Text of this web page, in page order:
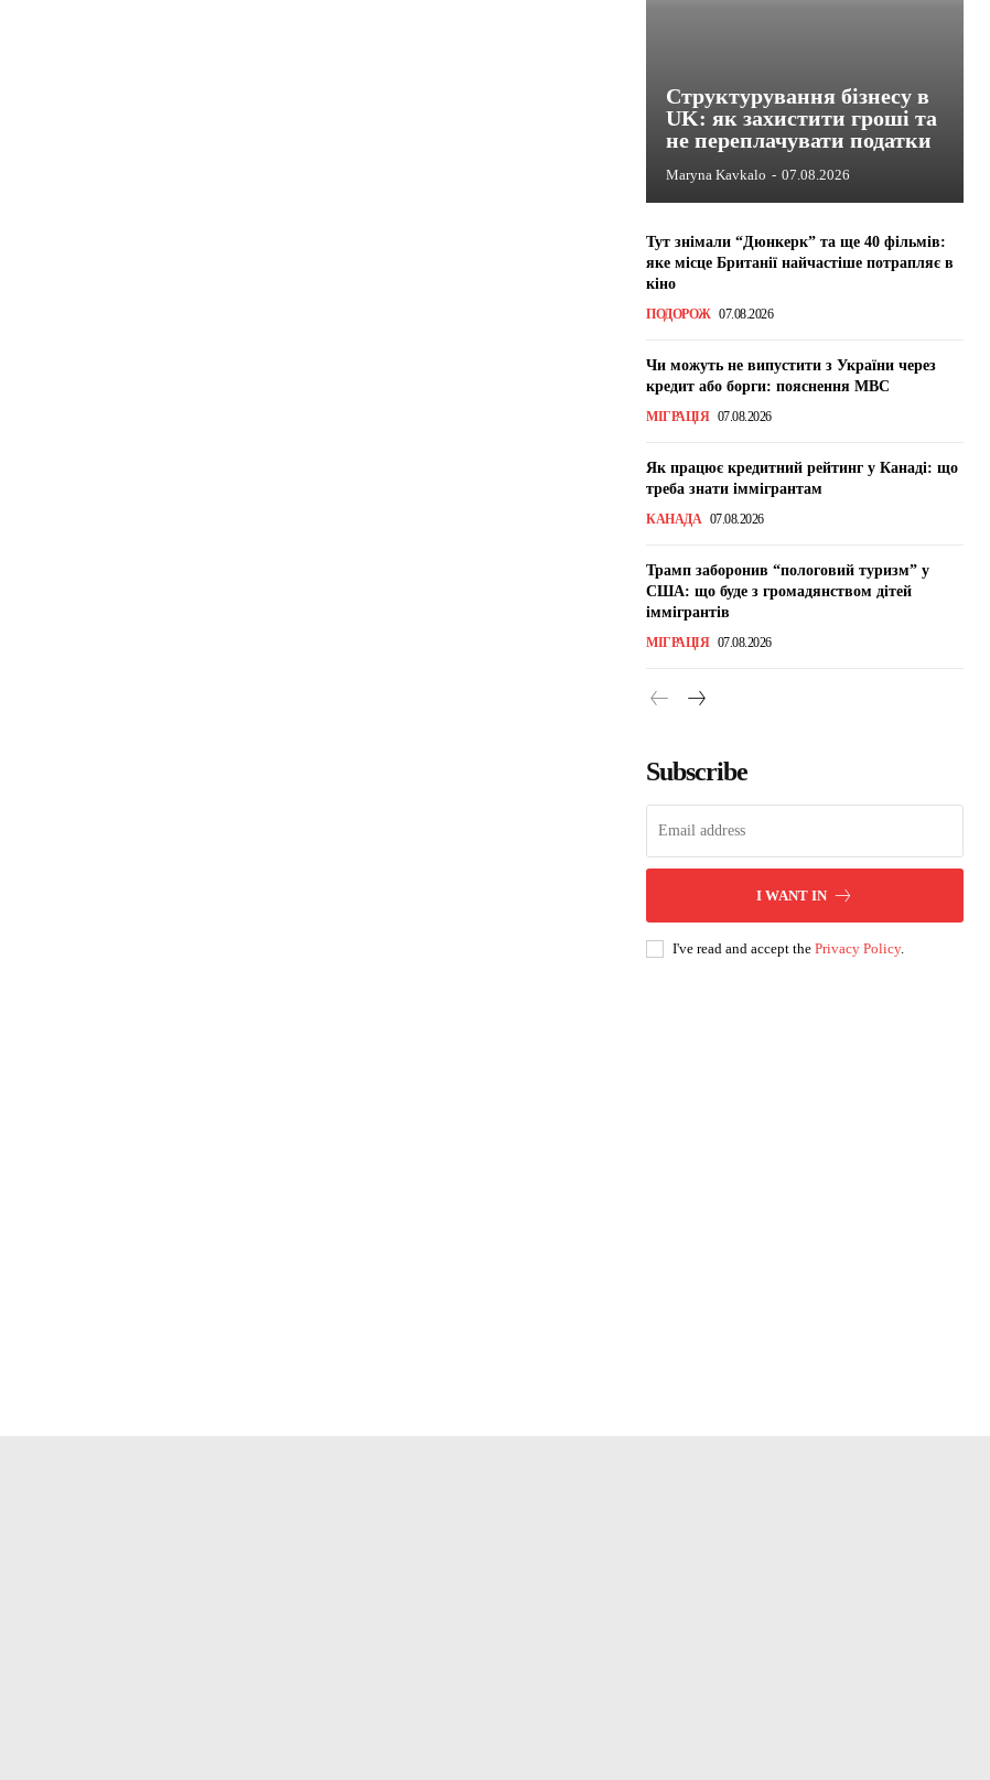
Структурування бізнесу в
UK: як захистити гроші та
не переплачувати податки
Maryna Kavkalo - 07.08.2026
Тут знімали “Дюнкерк” та ще 40 фільмів:
яке місце Британії найчастіше потрапляє в
кіно
ПОДОРОЖ 07.08.2026
Чи можуть не випустити з України через
кредит або борги: пояснення МВС
МІГРАЦІЯ 07.08.2026
Як працює кредитний рейтинг у Канаді: що
треба знати іммігрантам
КАНАДА 07.08.2026
Трамп заборонив “пологовий туризм” у
США: що буде з громадянством дітей
іммігрантів
МІГРАЦІЯ 07.08.2026
Subscribe
I WANT IN
I've read and accept the Privacy Policy.